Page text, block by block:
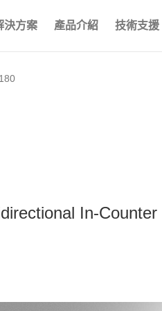
決方案 產品介紹 技術支援
In-